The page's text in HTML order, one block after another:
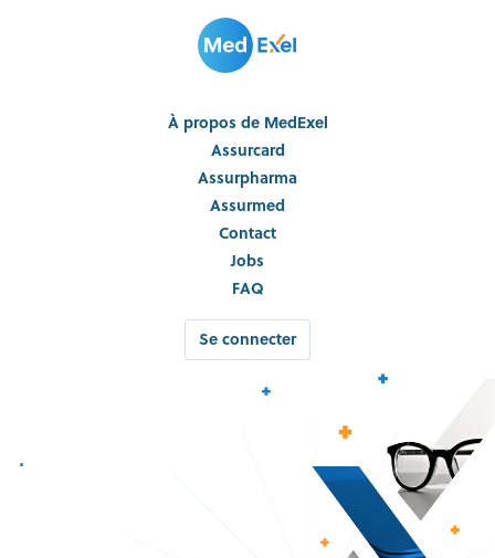
À propos de MedExel
Assurcard
Assurpharma
Assurmed
Contact
Jobs
FAQ
Se connecter
.